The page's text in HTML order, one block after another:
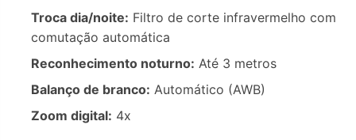
Troca dia/noite: Filtro de corte infravermelho com
comutação automática
Reconhecimento noturno: Até 3 metros
Balanço de branco: Automático (AWB)
Zoom digital: 4x